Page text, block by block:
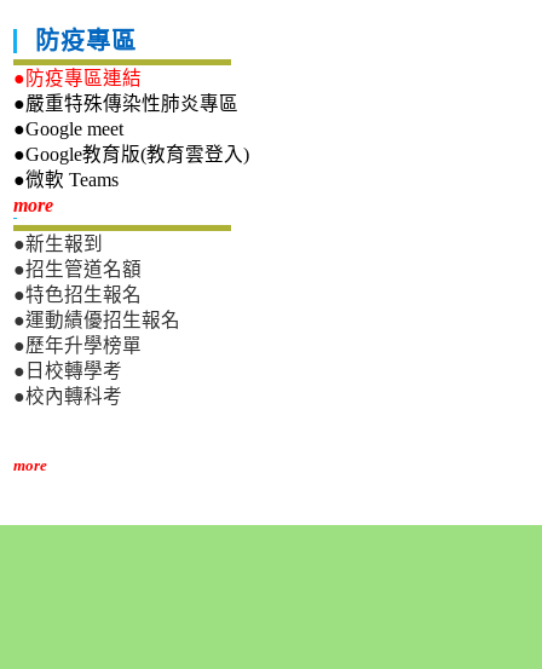
防疫專區
●防疫專區連結
●嚴重特殊傳染性肺炎專區
●Google meet
●Google教育版(教育雲登入)
●微軟 Teams
more新生專區
●新生報到
●招生管道名額
●特色招生報名
●運動績優招生報名
●歷年升學榜單
●日校轉學考
●校內轉科考
more